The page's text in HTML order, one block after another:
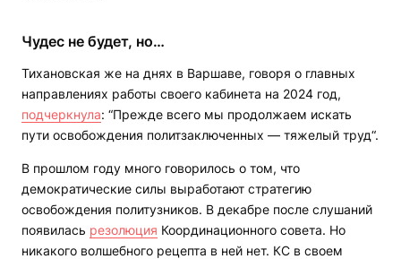
Чудес не будет, но…
Тихановская же на днях в Варшаве, говоря о главных
направлениях работы своего кабинета на 2024 год,
подчеркнула: “Прежде всего мы продолжаем искать
пути освобождения политзаключенных — тяжелый труд“.
В прошлом году много говорилось о том, что
демократические силы выработают стратегию
освобождения политузников. В декабре после слушаний
появилась резолюция Координационного совета. Но
никакого волшебного рецепта в ней нет. КС в своем